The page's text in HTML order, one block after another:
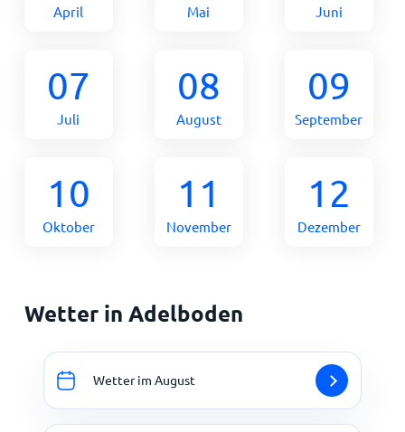
April Mai Juni
07
Juli
08
August
09
September
10
Oktober
11
November
12
Dezember
Wetter in Adelboden
Wetter im August